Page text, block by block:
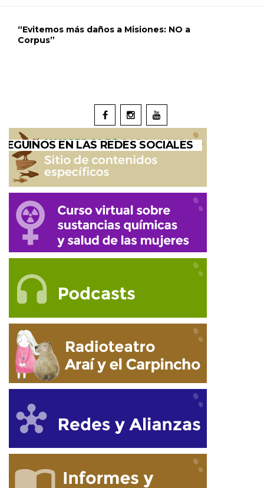
“Evitemos más daños a Misiones: NO a
Corpus”
SEGUINOS EN LAS REDES SOCIALES